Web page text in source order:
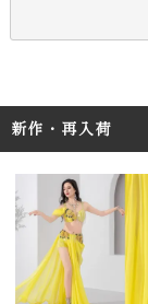
新作・再入荷